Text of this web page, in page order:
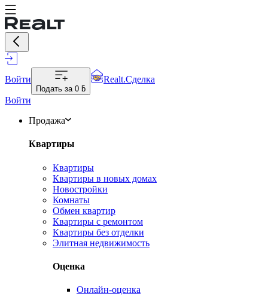
Войти
Подать за 0 ƃ
Realt.Сделка
Войти
Продажа
Квартиры
Квартиры
Квартиры в новых домах
Новостройки
Комнаты
Обмен квартир
Квартиры с ремонтом
Квартиры без отделки
Элитная недвижимость
Оценка
Онлайн-оценка